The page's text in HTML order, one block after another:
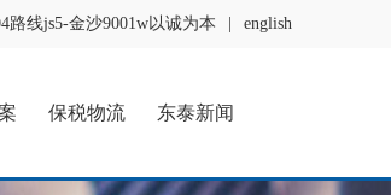
路线js5-金沙9001w以诚为本 english
保税物流 东泰新闻